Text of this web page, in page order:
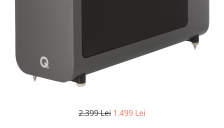
2.399 Lei 1.499 Lei